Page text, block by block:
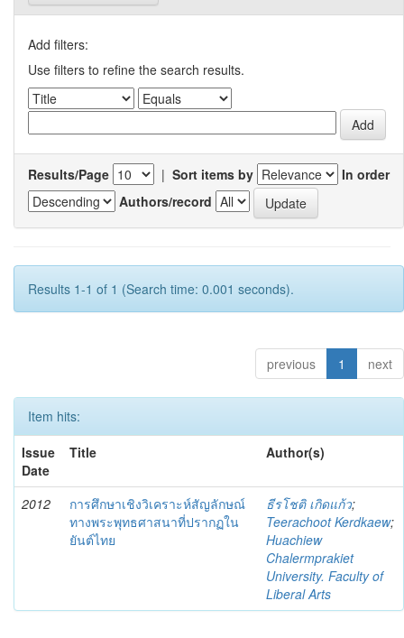
Add filters:
Use filters to refine the search results.
Results/Page | Sort items by
In order
Authors/record
Results 1-1 of 1 (Search time: 0.001 seconds).
previous 1 next
Item hits:
Issue
Date
Title Author(s)
2012
การศึกษาเชิงวิเคราะห์สัญลักษณ์
ทางพระพุทธศาสนาที่ปรากฏใน
ยันต์ไทย
ธีรโชติ เกิดแก้ว;
Teerachoot Kerdkaew;
Huachiew
Chalermprakiet
University. Faculty of
Liberal Arts